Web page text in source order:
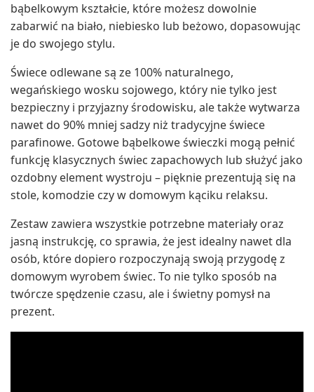
bąbelkowym kształcie, które możesz dowolnie
zabarwić na biało, niebiesko lub beżowo, dopasowując
je do swojego stylu.
Świece odlewane są ze 100% naturalnego,
wegańskiego wosku sojowego, który nie tylko jest
bezpieczny i przyjazny środowisku, ale także wytwarza
nawet do 90% mniej sadzy niż tradycyjne świece
parafinowe. Gotowe bąbelkowe świeczki mogą pełnić
funkcję klasycznych świec zapachowych lub służyć jako
ozdobny element wystroju – pięknie prezentują się na
stole, komodzie czy w domowym kąciku relaksu.
Zestaw zawiera wszystkie potrzebne materiały oraz
jasną instrukcję, co sprawia, że jest idealny nawet dla
osób, które dopiero rozpoczynają swoją przygodę z
domowym wyrobem świec. To nie tylko sposób na
twórcze spędzenie czasu, ale i świetny pomysł na
prezent.